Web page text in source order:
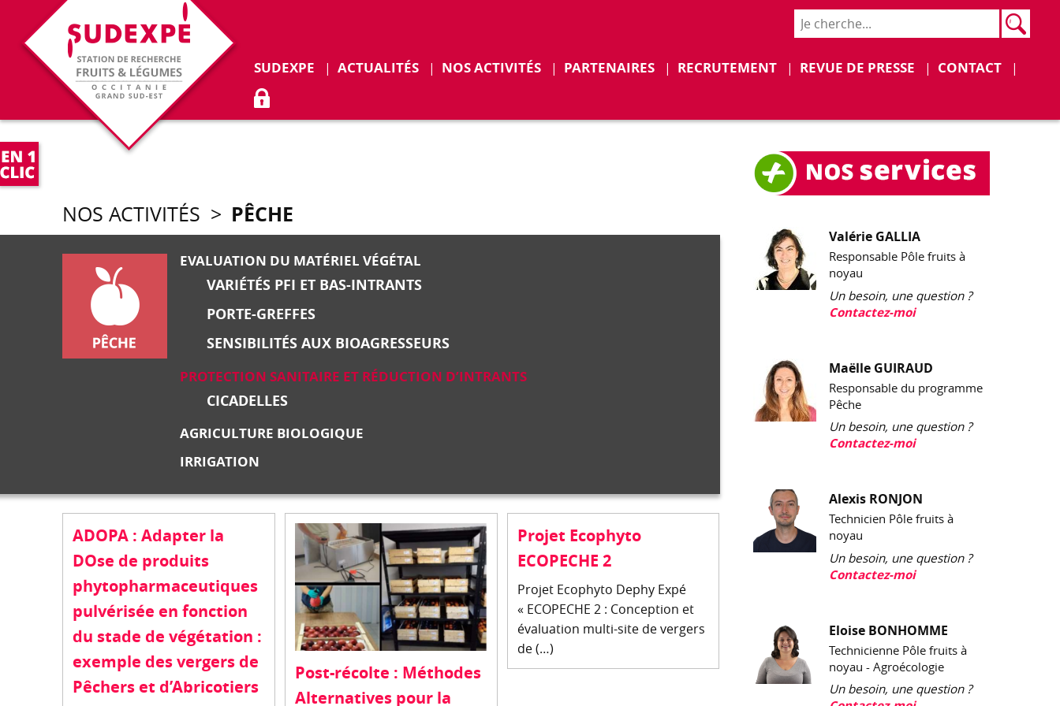
SUDEXPE ACTUALITÉS NOS ACTIVITÉS PARTENAIRES RECRUTEMENT REVUE DE PRESSE
CONTACT
ACCÈS ADHÉRENTS
NOS ACTIVITÉS > PÊCHE
EVALUATION DU MATÉRIEL VÉGÉTAL
VARIÉTÉS PFI ET BAS-INTRANTS
PORTE-GREFFES
SENSIBILITÉS AUX BIOAGRESSEURS
PROTECTION SANITAIRE ET RÉDUCTION D’INTRANTS
CICADELLES
AGRICULTURE BIOLOGIQUE
IRRIGATION
ADOPA : Adapter la
DOse de produits
phytopharmaceutiques
pulvérisée en fonction
du stade de végétation :
exemple des vergers de
Pêchers et d’Abricotiers
Post-récolte : Méthodes
Alternatives pour la
Projet Ecophyto
ECOPECHE 2
Projet Ecophyto Dephy Expé
« ECOPECHE 2 : Conception et
évaluation multi-site de vergers
de (…)
Valérie GALLIA
Responsable Pôle fruits à
noyau
Un besoin, une question ?
Contactez-moi
Maëlle GUIRAUD
Responsable du programme
Pêche
Un besoin, une question ?
Contactez-moi
Alexis RONJON
Technicien Pôle fruits à
noyau
Un besoin, une question ?
Contactez-moi
Eloise BONHOMME
Technicienne Pôle fruits à
noyau - Agroécologie
Un besoin, une question ?